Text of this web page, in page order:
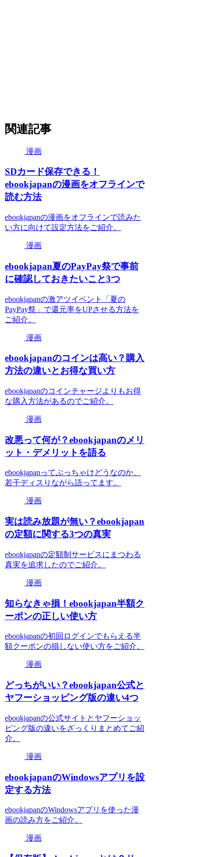
関連記事
漫画
SDカード保存できる！
ebookjapanの漫画をオフラインで
読む方法
ebookjapanの漫画をオフラインで読みた
い方に向けて設定方法をご紹介。
漫画
ebookjapan夏のPayPay祭で事前
に確認しておきたいこと3つ
ebookjapanの激アツイベント「夏の
PayPay祭」で還元率をUPさせる方法を
ご紹介。
漫画
ebookjapanのコインは高い？購入
方法の違いとお得な買い方
ebookjapanのコインチャージよりもお得
な購入方法があるのでご紹介。
漫画
改悪って何が？ebookjapanのメリ
ット・デメリットを語る
ebookjapanってぶっちゃけどうなのか、
若干ディスりながら語ってます。
漫画
実は読み放題が無い？ebookjapan
の定額に関する3つの真実
ebookjapanの定額制サービスにまつわる
真実を追求したのでご紹介。
漫画
知らなきゃ損！ebookjapan半額ク
ーポンの正しい使い方
ebookjapanの初回ログインでもらえる半
額クーポンの損しない使い方をご紹介。
漫画
どっちがいい？ebookjapan公式と
ヤフーショッピング版の違い4つ
ebookjapanの公式サイトとヤフーショッ
ピング版の違いをざっくりまとめてご紹
介。
漫画
ebookjapanのWindowsアプリを設
定する方法
ebookjapanのWindowsアプリを使った漫
画の読み方をご紹介。
漫画